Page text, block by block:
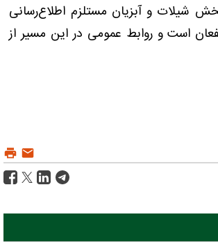
شیلات و آبزیان مستلزم اطلاع‌رسانی
است و روابط عمومی در این مسیر از